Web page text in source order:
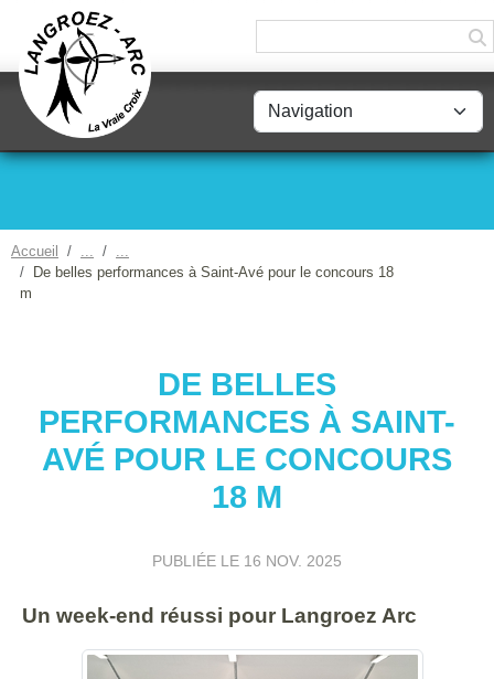
Accueil
De belles performances à Saint-Avé pour le concours 18
m
DE BELLES
PERFORMANCES À SAINT-
AVÉ POUR LE CONCOURS
18 M
PUBLIÉE LE 16 NOV. 2025
Un week-end réussi pour Langroez Arc
Panneau de gestion des cookies